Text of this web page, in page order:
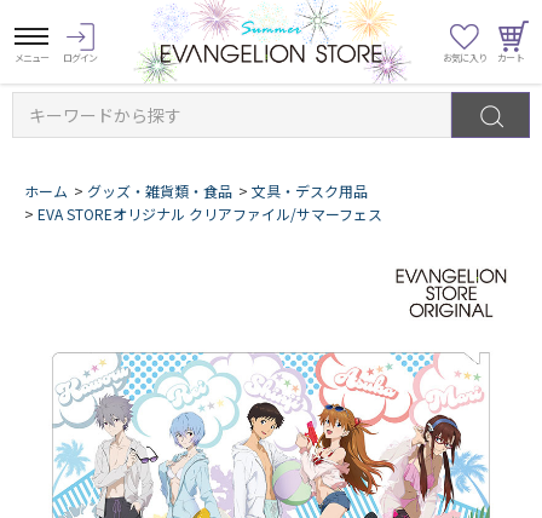
キーワードから探す
ホーム > グッズ・雑貨類・食品 > 文具・デスク用品
> EVA STOREオリジナル クリアファイル/サマーフェス